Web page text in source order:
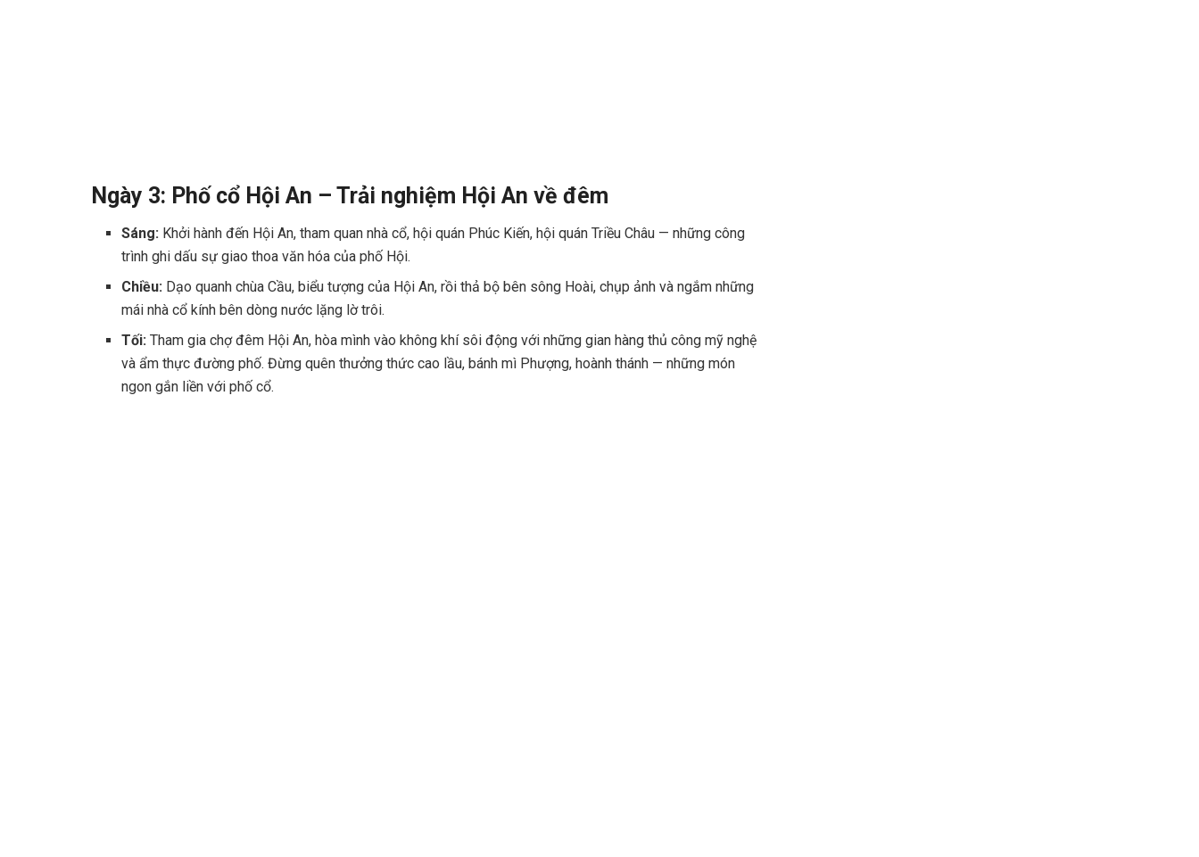
Ngày 3: Phố cổ Hội An – Trải nghiệm Hội An về đêm
Sáng: Khởi hành đến Hội An, tham quan nhà cổ, hội quán Phúc Kiến, hội quán Triều Châu — những công
trình ghi dấu sự giao thoa văn hóa của phố Hội.
Chiều: Dạo quanh chùa Cầu, biểu tượng của Hội An, rồi thả bộ bên sông Hoài, chụp ảnh và ngắm những
mái nhà cổ kính bên dòng nước lặng lờ trôi.
Tối: Tham gia chợ đêm Hội An, hòa mình vào không khí sôi động với những gian hàng thủ công mỹ nghệ
và ẩm thực đường phố. Đừng quên thưởng thức cao lầu, bánh mì Phượng, hoành thánh — những món
ngon gắn liền với phố cổ.